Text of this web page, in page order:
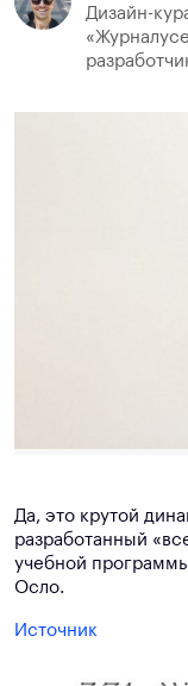
Дизайн-
Да, это крутой
разработанный
учебной
Осло.
Источник